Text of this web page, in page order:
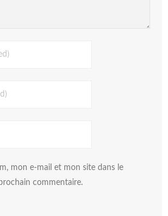
mon e-mail et mon site dans le
commentaire.